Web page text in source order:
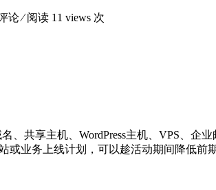
论⁄ 阅读 11 views 次
共享主机、WordPress主机、VPS、企
或业务上线计划，可以趁活动期间降低前